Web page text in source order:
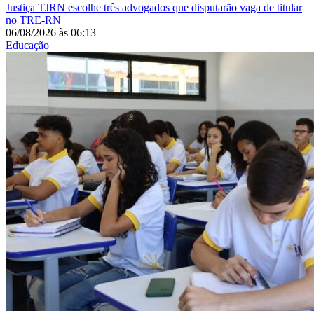
Justiça TJRN escolhe três advogados que disputarão vaga de titular
no TRE-RN
06/08/2026 às 06:13
Educação